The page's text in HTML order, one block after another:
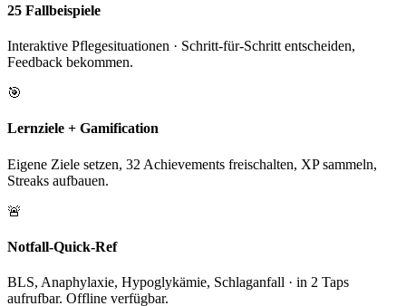
25 Fallbeispiele
Interaktive Pflegesituationen · Schritt-für-Schritt entscheiden,
Feedback bekommen.
🎯
Lernziele + Gamification
Eigene Ziele setzen, 32 Achievements freischalten, XP sammeln,
Streaks aufbauen.
🚨
Notfall-Quick-Ref
BLS, Anaphylaxie, Hypoglykämie, Schlaganfall · in 2 Taps
aufrufbar. Offline verfügbar.